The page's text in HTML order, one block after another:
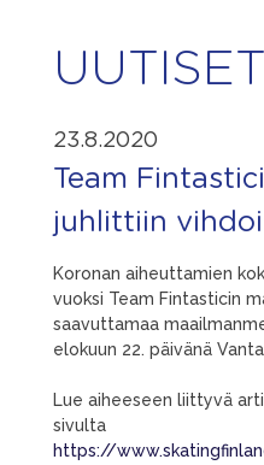
UUTISET
23.8.2020
Team
juhlittiin
Koronan aiheuttamien
vuoksi Team Fintasticin
saavuttamaa
elokuun 22. päivänä
Lue aiheeseen liittyvä
sivulta
https://